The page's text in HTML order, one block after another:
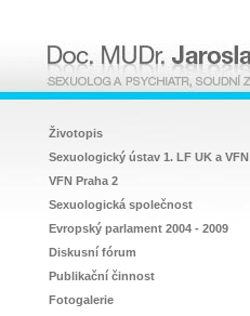
Životopis
Sexuologický ústav 1. LF UK a VFN
VFN Praha 2
Sexuologická společnost
Evropský parlament 2004 - 2009
Diskusní fórum
Publikační činnost
Fotogalerie